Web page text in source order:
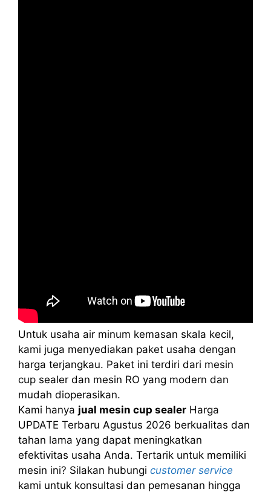
Untuk usaha air minum kemasan skala kecil,
kami juga menyediakan paket usaha dengan
harga terjangkau. Paket ini terdiri dari mesin
cup sealer dan mesin RO yang modern dan
mudah dioperasikan.
Kami hanya jual mesin cup sealer Harga
UPDATE Terbaru Agustus 2026 berkualitas dan
tahan lama yang dapat meningkatkan
efektivitas usaha Anda. Tertarik untuk memiliki
mesin ini? Silakan hubungi customer service
kami untuk konsultasi dan pemesanan hingga